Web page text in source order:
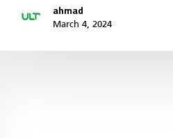
ahmad
March 4, 2024